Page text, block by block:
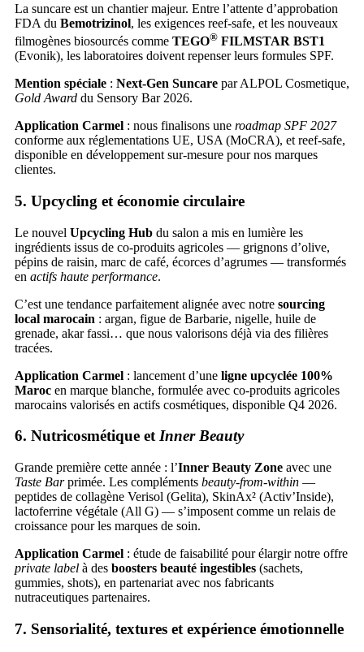
La suncare est un chantier majeur. Entre l’attente d’approbation
FDA du Bemotrizinol, les exigences reef-safe, et les nouveaux
filmogènes biosourcés comme TEGO® FILMSTAR BST1
(Evonik), les laboratoires doivent repenser leurs formules SPF.
Mention spéciale : Next-Gen Suncare par ALPOL Cosmetique,
Gold Award du Sensory Bar 2026.
Application Carmel : nous finalisons une roadmap SPF 2027
conforme aux réglementations UE, USA (MoCRA), et reef-safe,
disponible en développement sur-mesure pour nos marques
clientes.
5. Upcycling et économie circulaire
Le nouvel Upcycling Hub du salon a mis en lumière les
ingrédients issus de co-produits agricoles — grignons d’olive,
pépins de raisin, marc de café, écorces d’agrumes — transformés
en actifs haute performance.
C’est une tendance parfaitement alignée avec notre sourcing
local marocain : argan, figue de Barbarie, nigelle, huile de
grenade, akar fassi… que nous valorisons déjà via des filières
tracées.
Application Carmel : lancement d’une ligne upcyclée 100%
Maroc en marque blanche, formulée avec co-produits agricoles
marocains valorisés en actifs cosmétiques, disponible Q4 2026.
6. Nutricosmétique etInner Beauty
Grande première cette année : l’Inner Beauty Zone avec une
Taste Barprimée. Les compléments beauty-from-within —
peptides de collagène Verisol (Gelita), SkinAx² (Activ’Inside),
lactoferrine végétale (All G) — s’imposent comme un relais de
croissance pour les marques de soin.
Application Carmel : étude de faisabilité pour élargir notre offre
private label à des boosters beauté ingestibles (sachets,
gummies, shots), en partenariat avec nos fabricants
nutraceutiques partenaires.
7. Sensorialité, textures et expérience émotionnelle